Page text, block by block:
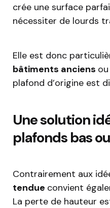
crée une surface
nécessiter de lourds
Elle est donc
bâtiments anciens
plafond d’origine est
Une solution
plafonds bas
Contrairement aux
tendue convient
La perte de hauteur